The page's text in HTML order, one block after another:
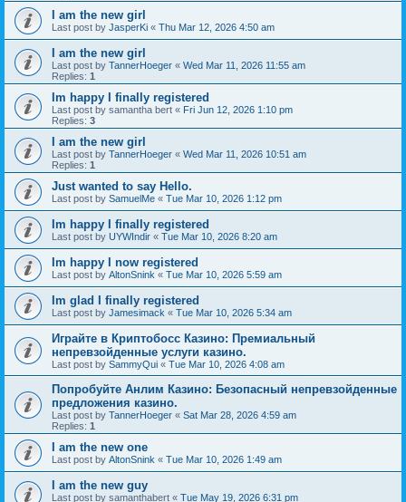
I am the new girl
Last post by JasperKi « Thu Mar 12, 2026 4:50 am
I am the new girl
Last post by TannerHoeger « Wed Mar 11, 2026 11:55 am
Replies: 1
Im happy I finally registered
Last post by samantha bert « Fri Jun 12, 2026 1:10 pm
Replies: 3
I am the new girl
Last post by TannerHoeger « Wed Mar 11, 2026 10:51 am
Replies: 1
Just wanted to say Hello.
Last post by SamuelMe « Tue Mar 10, 2026 1:12 pm
Im happy I finally registered
Last post by UYWIndir « Tue Mar 10, 2026 8:20 am
Im happy I now registered
Last post by AltonSnink « Tue Mar 10, 2026 5:59 am
Im glad I finally registered
Last post by Jamesimack « Tue Mar 10, 2026 5:34 am
Играйте в Криптобосс Казино: Премиальный
непревзойденные услуги казино.
Last post by SammyQui « Tue Mar 10, 2026 4:08 am
Попробуйте Анлим Казино: Безопасный непревзойденные
предложения казино.
Last post by TannerHoeger « Sat Mar 28, 2026 4:59 am
Replies: 1
I am the new one
Last post by AltonSnink « Tue Mar 10, 2026 1:49 am
I am the new guy
Last post by samanthabert « Tue May 19, 2026 6:31 pm